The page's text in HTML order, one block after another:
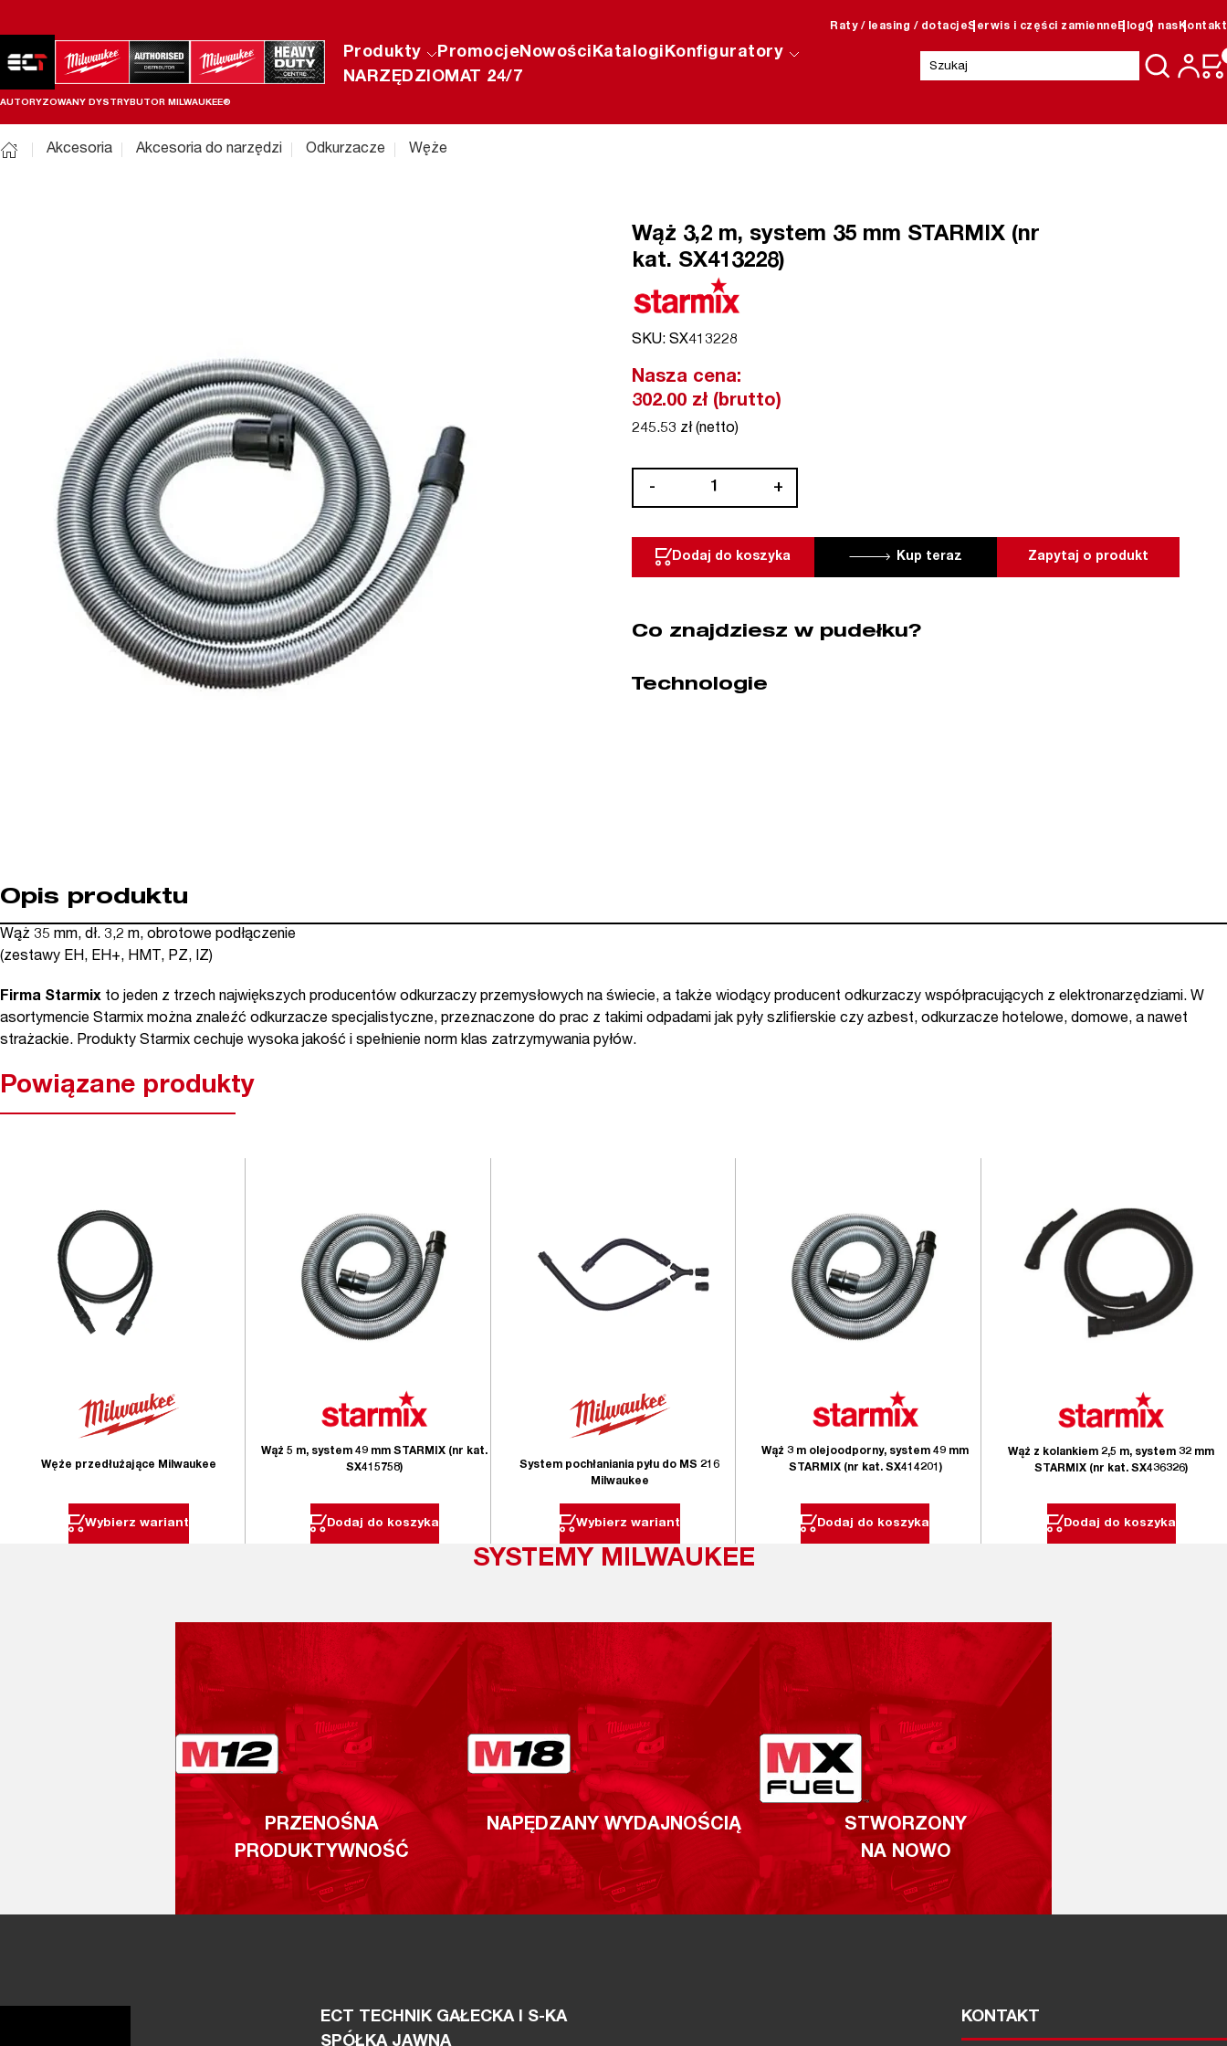
Raty / leasing / dotacjeSerwis i części zamienne BlogO nas Kontakt
AUTORYZOWANY DYSTRYBUTOR MILWAUKEE®
Produkty PromocjeNowościKatalogiKonfiguratory
NARZĘDZIOMAT 24/7
Szukaj:
Akcesoria Akcesoria do narzędzi Odkurzacze Węże
Wąż 3,2 m, system 35 mm STARMIX (nr
kat. SX413228)
SKU: SX413228
Nasza cena:
302.00 zł (brutto)
245.53 zł (netto)
-
system
STARMIX
kat.
+
Dodaj do koszyka Zapytaj o produkt
Kup teraz
Co znajdziesz w pudełku?
Technologie
Opis produktu
Wąż 35 mm, dł. 3,2 m, obrotowe podłączenie
(zestawy EH, EH+, HMT, PZ, IZ)
Firma Starmix to jeden z trzech największych producentów odkurzaczy przemysłowych na świecie, a także wiodący producent odkurzaczy współpracujących z elektronarzędziami. W
asortymencie Starmix można znaleźć odkurzacze specjalistyczne, przeznaczone do prac z takimi odpadami jak pyły szlifierskie czy azbest, odkurzacze hotelowe, domowe, a nawet
strażackie. Produkty Starmix cechuje wysoka jakość i spełnienie norm klas zatrzymywania pyłów.
Powiązane produkty
Węże przedłużające Milwaukee
Wybierz wariant
Wąż 5 m, system 49 mm STARMIX (nr kat.
SX415758)
Dodaj do koszyka
System pochłaniania pyłu do MS 216
Milwaukee
Wybierz wariant
Wąż 3 m olejoodporny, system 49 mm
STARMIX (nr kat. SX414201)
Dodaj do koszyka
Wąż z kolankiem 2,5 m, system 32 mm
STARMIX (nr kat. SX436326)
Dodaj do koszyka
SYSTEMY MILWAUKEE
PRZENOŚNA
PRODUKTYWNOŚĆ
NAPĘDZANY WYDAJNOŚCIĄ
STWORZONY
NA NOWO
ECT TECHNIK GAŁECKA I S-KA
KONTAKT